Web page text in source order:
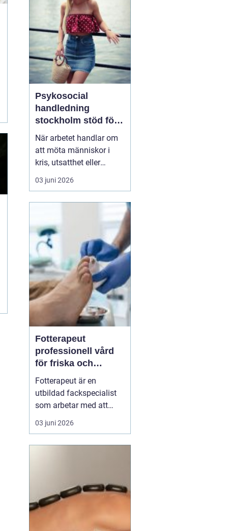
reagerar starkare än vad
situationen verkar
motivera. ...
Psykosocial
handledning
stockholm stöd för
hållbart arbete med
människor
När arbetet handlar om
att möta människor i
kris, utsatthet eller
beroende prövas både
yrkesrollen och den egna
socialtjänst, skola,
omsorg, HVB, öppenvård
eller rättsväsende känner
igen kombinationen av
höga krav, kompl...
03 juni 2026
Fotterapeut
professionell vård
för friska och
starkare fötter
Fotterapeut är en
utbildad fackspecialist
som arbetar med att
förebygga, behandla och
lindra problem i fötter
tid utan att söka hjälp,
trots att rätt behandling
o...
03 juni 2026